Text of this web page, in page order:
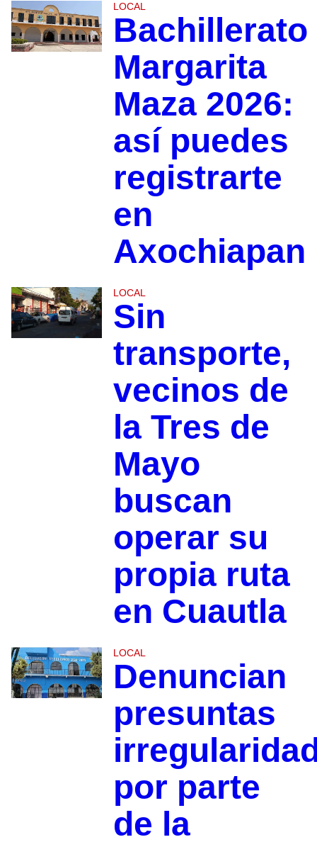
LOCAL
Bachillerato
Margarita
Maza 2026:
así puedes
registrarte
en
Axochiapan
LOCAL
Sin
transporte,
vecinos de
la Tres de
Mayo
buscan
operar su
propia ruta
en Cuautla
LOCAL
Denuncian
presuntas
por parte
de la